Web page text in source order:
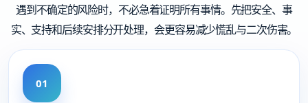
遇到不确定的风险时，不必急着证明所有事情。先把安全、事
实、支持和后续安排分开处理，会更容易减少慌乱与二次伤害。
01